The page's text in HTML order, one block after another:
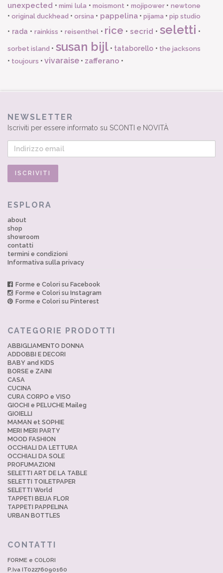
unexpected •mimi lula •moismont • mojipower•newtone
•original duckhead •orsina • pappelina• pijama • pip studio
• rada • rainkiss • reisenthel• rice •secrid •seletti •
sorbet island • susan bijl• tataborello • the jacksons
• toujours • vivaraise • zafferano •
NEWSLETTER
Iscriviti per essere informato su SCONTI e NOVITÀ
ESPLORA
about
shop
showroom
contatti
termini e condizioni
Informativa sulla privacy
Forme e Colori su Facebook
Forme e Colori su Instagram
Forme e Colori su Pinterest
CATEGORIE PRODOTTI
ABBIGLIAMENTO DONNA
ADDOBBI E DECORI
BABY and KIDS
BORSE e ZAINI
CASA
CUCINA
CURA CORPO e VISO
GIOCHI e PELUCHE Maileg
GIOIELLI
MAMAN et SOPHIE
MERI MERI PARTY
MOOD FASHION
OCCHIALI DA LETTURA
OCCHIALI DA SOLE
PROFUMAZIONI
SELETTI ART DE LA TABLE
SELETTI TOILETPAPER
SELETTI World
TAPPETI BEIJA FLOR
TAPPETI PAPPELINA
URBAN BOTTLES
CONTATTI
FORME e COLORI
P.Iva IT02276090160